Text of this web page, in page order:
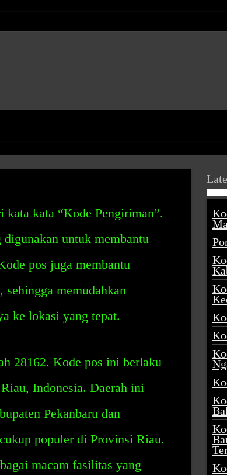
kata kata “Kode Pengiriman”.
untuk membantu
pos juga membantu
memudahkan
ke lokasi yang tepat.
28162. Kode pos ini berlaku
Indonesia. Daerah ini
Pekanbaru dan
populer di Provinsi Riau.
macam fasilitas yang